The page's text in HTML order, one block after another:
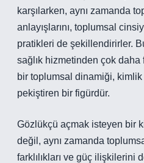
karşılarken, aynı zamanda
anlayışlarını, toplumsal
pratikleri de şekillendirirler.
sağlık hizmetinden çok daha
bir toplumsal dinamiği, kimlik
pekiştiren bir figürdür.
Gözlükçü açmak isteyen bir
değil, aynı zamanda
farklılıkları ve güç ilişkilerini